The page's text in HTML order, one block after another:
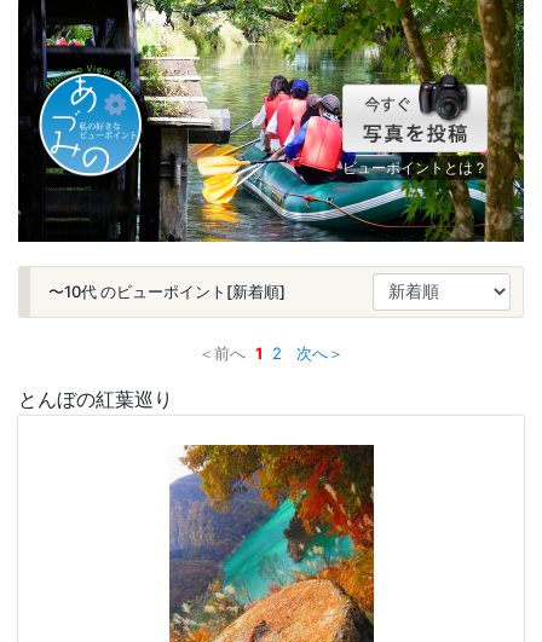
ビューポイントとは？
〜10代 のビューポイント[新着順]
＜前へ 1 2 次へ＞
とんぼの紅葉巡り